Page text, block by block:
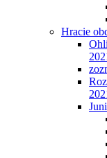
Hracie